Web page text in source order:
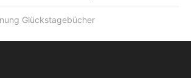
Glückstagebücher